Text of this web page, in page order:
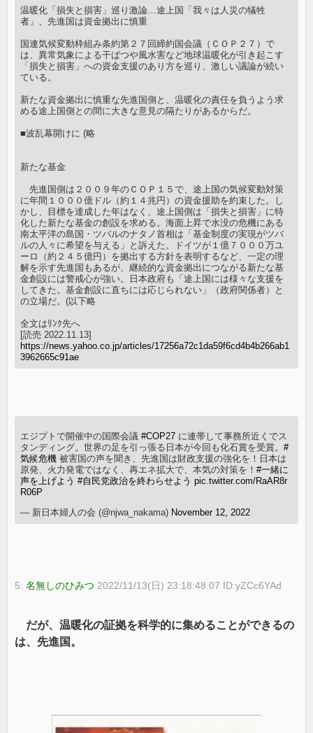
温暖化「損失と損害」巡り激論…途上国「我々は人災の犠牲
者」、先進国は資金拠出に慎重
国連気候変動枠組み条約第２７回締約国会議（ＣＯＰ２７）で
は、異常気象による干ばつや風水害など地球温暖化が引き起こす
「損失と損害」への資金支援のあり方を巡り、激しい議論が続い
ている。
新たな資金拠出に慎重な先進国側と、温暖化の責任を負うよう求
める途上国側との間に大きな意見の隔たりがあるからだ。
■波乱幕開けに (略
新たな基金
先進国側は２００９年のＣＯＰ１５で、途上国の気候変動対策
に年間１０００億ドル（約１４兆円）の資金援助を約束した。し
かし、目標を達成した年はなく、途上国側は「損失と損害」に特
化した新たな基金の創設を求める。海面上昇で水没の危機にある
南太平洋の島国・ツバルのナタノ首相は「基金制度の実現がツバ
ルの人々に希望を与える」と訴えた。ドイツが１億７０００万ユ
ーロ（約２４５億円）を拠出する方針を表明するなど、一定の理
解を示す先進国もあるが、継続的な資金拠出につながる新たな基
金創設には警戒心が強い。日本政府も「途上国には様々な支援を
してきた。基金創設に直ちには応じられない」（政府関係者）と
の立場だ。(以下略
全文はﾘﾝｸ先へ
[読売 2022.11.13]
https://news.yahoo.co.jp/articles/17256a72c1da59f6cd4b4b266ab1
3962665c91ae
エジプトで開催中の国際会議#COP27 に連帯して事務所近くでス
タンディング。世界の足を引っ張る日本が今回も化石賞を受賞。#
気候危機 被害国の声を聞き、先進国は財政支援の強化を！日本は
原発、火力発電ではなく、再エネ拡大で、本気の対策を！#一緒に
声を上げよう #自民党政治を終わらせよう pic.twitter.com/RaAR8r
R06P
— 新日本婦人の会 (@njwa_nakama) November 12, 2022
5:名無しのひみつ 2022/11/13(日) 23:18:48.07 ID:yZCc6YAd
だが、温暖化の証拠を科学的に集めることができるの
は、先進国。